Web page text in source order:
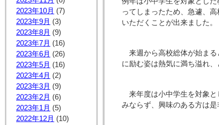
2023年10月 (7)
2023年9月 (3)
2023年8月 (9)
2023年7月 (16)
2023年6月 (26)
2023年5月 (16)
2023年4月 (2)
2023年3月 (9)
2023年2月 (6)
2023年1月 (5)
2022年12月 (10)
ってしまったため、急遽、
いただくことが出来ました。
来週から高校総体が始ま
に励む姿は熱気に満ち溢れ
来年度は小中学生を対象
みならず、興味のある方は